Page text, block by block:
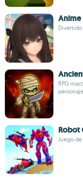
Anime
RPG
Robot
Juego